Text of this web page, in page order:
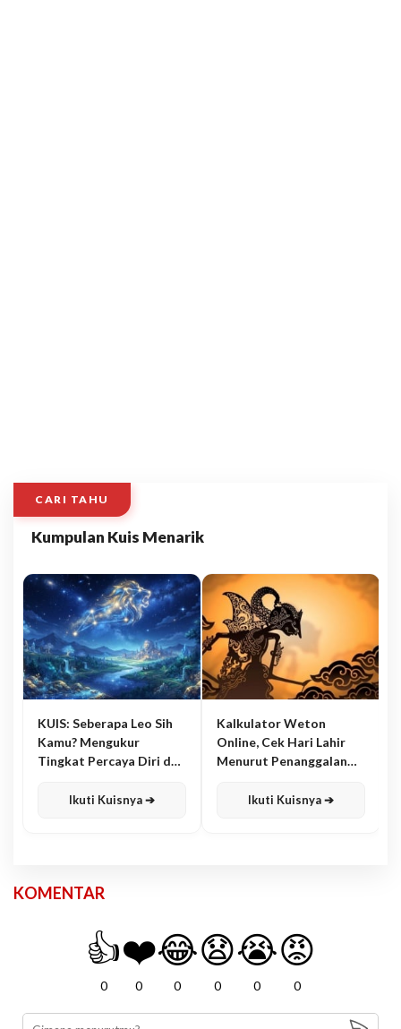
CARI TAHU
Kumpulan Kuis Menarik
KUIS: Seberapa Leo Sih
Kamu? Mengukur
Tingkat Percaya Diri dan
Ikuti Kuisnya ➔
Kalkulator Weton
Online, Cek Hari Lahir
Menurut Penanggalan
Ikuti Kuisnya ➔
KOMENTAR
👍
0
❤️
0
😂
0
😧
0
😭
0
😡
0